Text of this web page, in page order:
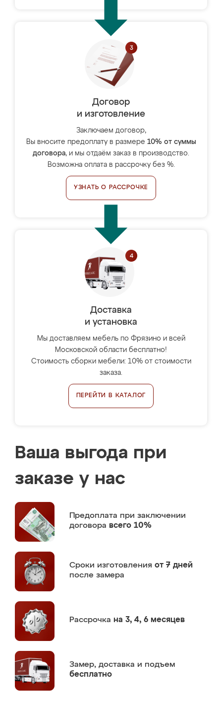
Договор
и изготовление
Заключаем договор,
Вы вносите предоплату в размере 10% от суммы
договора, и мы отдаём заказ в производство.
Возможна оплата в рассрочку без %.
УЗНАТЬ О РАССРОЧКЕ
Доставка
и установка
Мы доставляем мебель по Фрязино и всей
Московской области бесплатно!
Стоимость сборки мебели: 10% от стоимости
заказа.
ПЕРЕЙТИ В КАТАЛОГ
Ваша выгода при
заказе у нас
Предоплата при заключении
договора всего 10%
Сроки изготовления от 7 дней
после замера
Рассрочка на 3, 4, 6 месяцев
Замер, доставка и подъем
бесплатно